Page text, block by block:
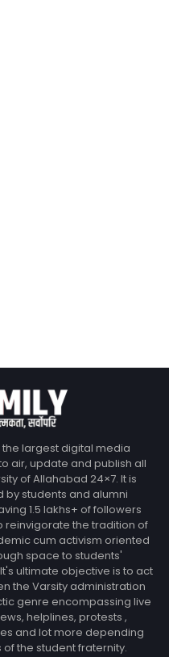
the largest digital media
air, update and publish all
of Allahabad 24×7. It is
by students and alumni
1.5 lakhs+ of followers
the tradition of
cum activism oriented
space to students'
ultimate objective is to act
the Varsity administration
genre encompassing live
helplines, protests ,
and lot more depending
the student fraternity.